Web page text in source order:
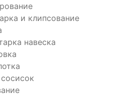
и клипсование
навеска